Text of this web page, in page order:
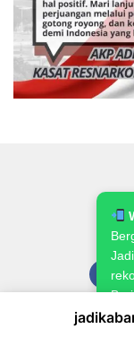
Pedoman Media